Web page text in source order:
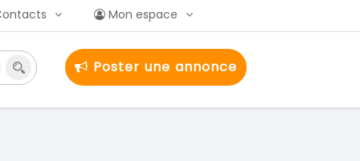
Mon espace
Poster une annonce